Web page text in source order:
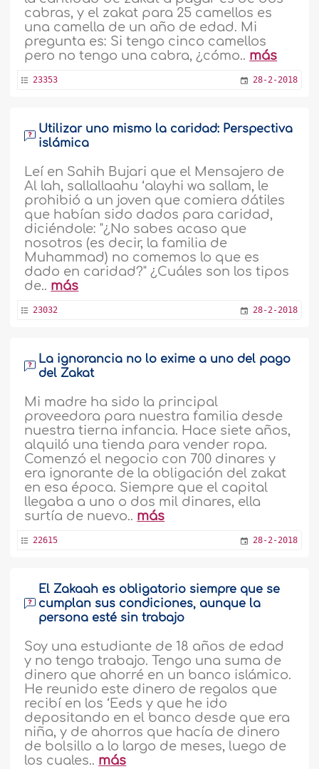
cabras, y el zakat para 25 camellos es
una camella de un año de edad. Mi
pregunta es: Si tengo cinco camellos
pero no tengo una cabra, ¿cómo.. más
23353 28-2-2018
Utilizar uno mismo la caridad: Perspectiva
islámica
Leí en Sahih Bujari que el Mensajero de
Al lah, sallallaahu ‘alayhi wa sallam, le
prohibió a un joven que comiera dátiles
que habían sido dados para caridad,
diciéndole: "¿No sabes acaso que
nosotros (es decir, la familia de
Muhammad) no comemos lo que es
dado en caridad?" ¿Cuáles son los tipos
de.. más
23032 28-2-2018
La ignorancia no lo exime a uno del pago
del Zakat
Mi madre ha sido la principal
proveedora para nuestra familia desde
nuestra tierna infancia. Hace siete años,
alquiló una tienda para vender ropa.
Comenzó el negocio con 700 dinares y
era ignorante de la obligación del zakat
en esa época. Siempre que el capital
llegaba a uno o dos mil dinares, ella
surtía de nuevo.. más
22615 28-2-2018
El Zakaah es obligatorio siempre que se
cumplan sus condiciones, aunque la
persona esté sin trabajo
Soy una estudiante de 18 años de edad
y no tengo trabajo. Tengo una suma de
dinero que ahorré en un banco islámico.
He reunido este dinero de regalos que
recibí en los ‘Eeds y que he ido
depositando en el banco desde que era
niña, y de ahorros que hacía de dinero
de bolsillo a lo largo de meses, luego de
los cuales.. más